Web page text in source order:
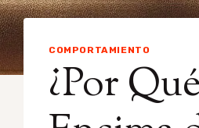
COMPORTAMIENTO
¿Por